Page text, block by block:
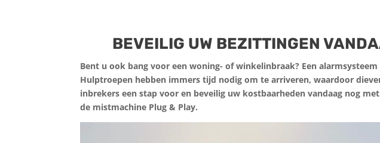
BEVEILIG UW BEZITTINGEN
Bent u ook bang voor een woning- of winkelinbraak? Een
Hulptroepen hebben immers tijd nodig om te arriveren, waardoor
inbrekers een stap voor en beveilig uw kostbaarheden vandaag nog
de mistmachine Plug & Play.